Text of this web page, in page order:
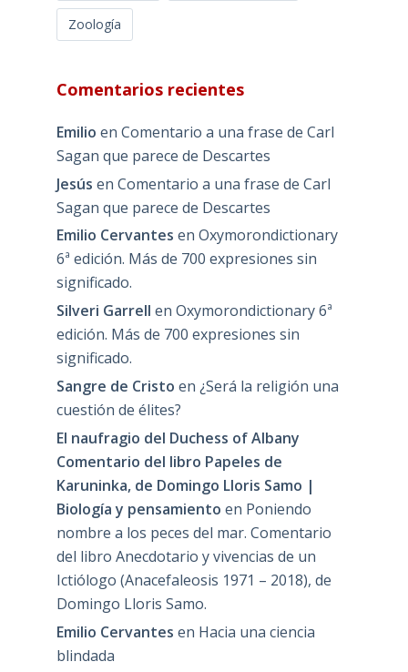
Zoología
Comentarios recientes
Emilio en Comentario a una frase de Carl
Sagan que parece de Descartes
Jesús en Comentario a una frase de Carl
Sagan que parece de Descartes
Emilio Cervantes en Oxymorondictionary
6ª edición. Más de 700 expresiones sin
significado.
Silveri Garrell en Oxymorondictionary 6ª
edición. Más de 700 expresiones sin
significado.
Sangre de Cristo en ¿Será la religión una
cuestión de élites?
El naufragio del Duchess of Albany
Comentario del libro Papeles de
Karuninka, de Domingo Lloris Samo |
Biología y pensamiento en Poniendo
nombre a los peces del mar. Comentario
del libro Anecdotario y vivencias de un
Ictiólogo (Anacefaleosis 1971 – 2018), de
Domingo Lloris Samo.
Emilio Cervantes en Hacia una ciencia
blindada